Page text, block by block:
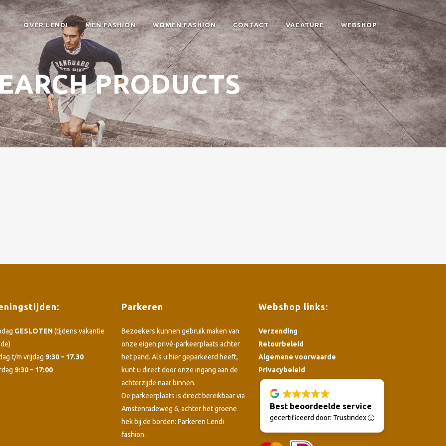
OVER LENDI MEN FASHION WOMEN FASHION CONTACT VACATURE WEBSHOP
PRODUCTS
GESLOTEN(tijdens vakantie
t/m vrijdag 9:30 – 17.30
9:30 – 17:00
Parkeren
Bezoekers kunnen gebruik maken van
onze eigen privé-parkeerplaats achter
het pand. Als u hier geparkeerd heeft,
kunt u direct door onze ingang aan de
achterzijde naar binnen.
De parkeerplaats is direct bereikbaar via
Amstenradeweg 6, achter het groene
hek bij de borden: Parkeren Lendi
fashion.
Webshop links:
Verzending
Retourbeleid
Algemene voorwaarde
Privacybeleid
Best beoordeelde service
gecertificeerd door: Trustindex